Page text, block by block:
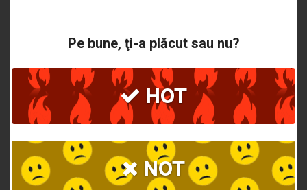
Pe bune, ţi-a plăcut sau nu?
HOT
NOT